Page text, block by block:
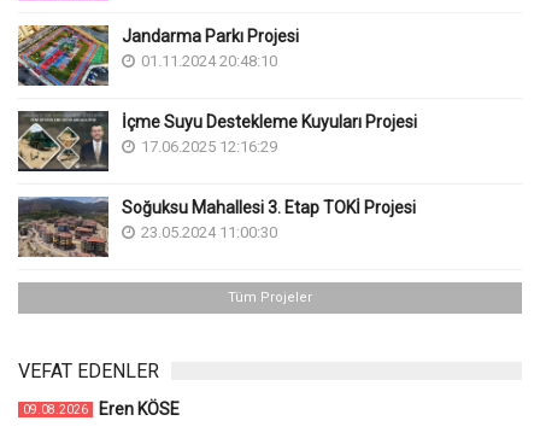
Jandarma Parkı Projesi
01.11.2024 20:48:10
İçme Suyu Destekleme Kuyuları Projesi
17.06.2025 12:16:29
Soğuksu Mahallesi 3. Etap TOKİ Projesi
23.05.2024 11:00:30
Tüm Projeler
VEFAT EDENLER
09.08.2026 Eren KÖSE